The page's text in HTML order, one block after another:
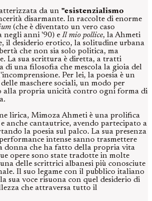
da un "esistenzialismo
disarmante. In raccolte di enorme
(che è diventato un vero caso
negli anni '90) e Il mio pollice, la Ahmeti
il desiderio erotico, la solitudine urbana
che non sia solo politica, ma
La sua scrittura è diretta, a tratti
di una filosofia che mescola la gioia del
Per lei, la poesia è un
maschere sociali, un modo per
alla propria unicità contro ogni forma di
lirica, Mimoza Ahmeti è una prolifica
anche cantautrice, avendo partecipato a
la poesia sul palco. La sua presenza
intense sanno trasmettere
donna che ha fatto della propria vita
opere sono state tradotte in molte
delle scrittrici albanesi più conosciute
Il suo legame con il pubblico italiano
sua voce risuona con quel desiderio di
che attraversa tutto il